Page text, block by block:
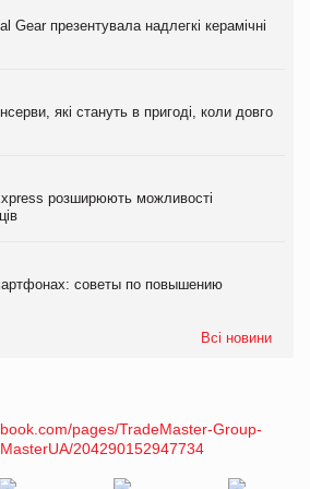
Gear презентувала надлегкі керамічні
які стануть в пригоді, коли довго
розширюють можливості
советы по повышению
Всі новини